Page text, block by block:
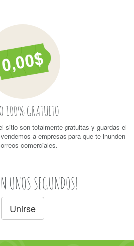
100% GRATUITO
sitio son totalmente gratuitas y guardas el
a empresas para que te inunden
comerciales.
UNOS SEGUNDOS!
Unirse